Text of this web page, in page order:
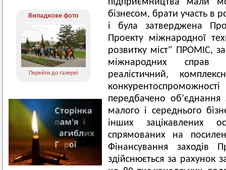
Випадкове фото
Перейти до галереї
підприємництва мали
бізнесом, брати участь в
і була затверджена
Проекту міжнародної
розвитку міст" ПРОМІС,
міжнародних справ
реалістичний,
передбачено об’єднання
малого і середнього
інших зацікавлених
спрямованих на
Фінансування заходів
здійснюється за рахунок